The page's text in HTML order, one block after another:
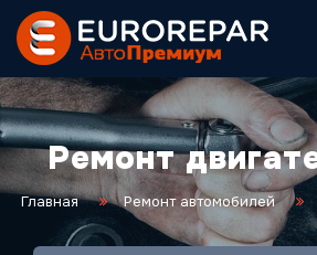
Ремонт
Главная Ремонт автомобилей